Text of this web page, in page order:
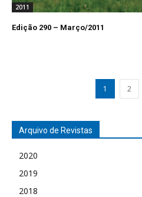
2011
Edição 290 – Março/2011
1 2
Arquivo de Revistas
2020
2019
2018